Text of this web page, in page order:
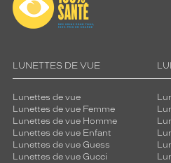
LUNETTES DE VUE
Lunettes de vue
Lunettes de vue Femme
Lunettes de vue Homme
Lunettes de vue Enfant
Lunettes de vue Guess
Lunettes de vue Gucci